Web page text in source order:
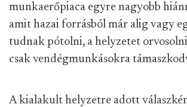
munkaerőpiaca egyre nagyobb
amit hazai forrásból már alig vagy
tudnak pótolni, a helyzetet
csak vendégmunkásokra
A kialakult helyzetre adott